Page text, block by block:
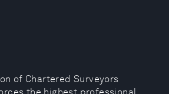
of Chartered Surveyors